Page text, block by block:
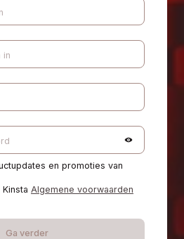
en promoties van
Algemene voorwaarden
Ga verder